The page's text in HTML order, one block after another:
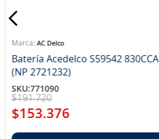
AC Delco
Batería Acedelco S59542 830CCA
(NP 2721232)
SKU:771090
$191.720
$153.376